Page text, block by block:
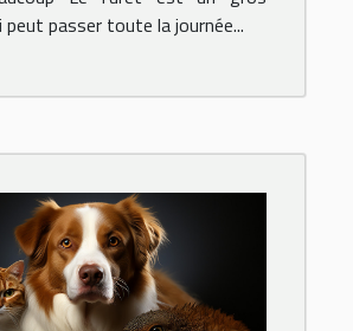
peut passer toute la journée...